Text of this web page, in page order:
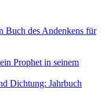
Buch des Andenkens für
Prophet in seinem
Dichtung: Jahrbuch